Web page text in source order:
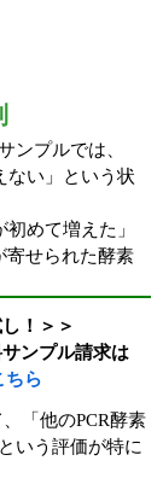
ンプルでは、
ない」という状
めて増えた」
寄せられた酵素
！＞＞
ンプル請求は
ちら
「他のPCR酵素
いう評価が特に